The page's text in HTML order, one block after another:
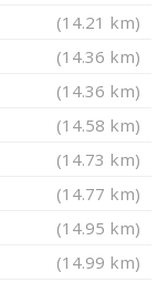
(14.21 km)
(14.36 km)
(14.36 km)
(14.58 km)
(14.73 km)
(14.77 km)
(14.95 km)
(14.99 km)